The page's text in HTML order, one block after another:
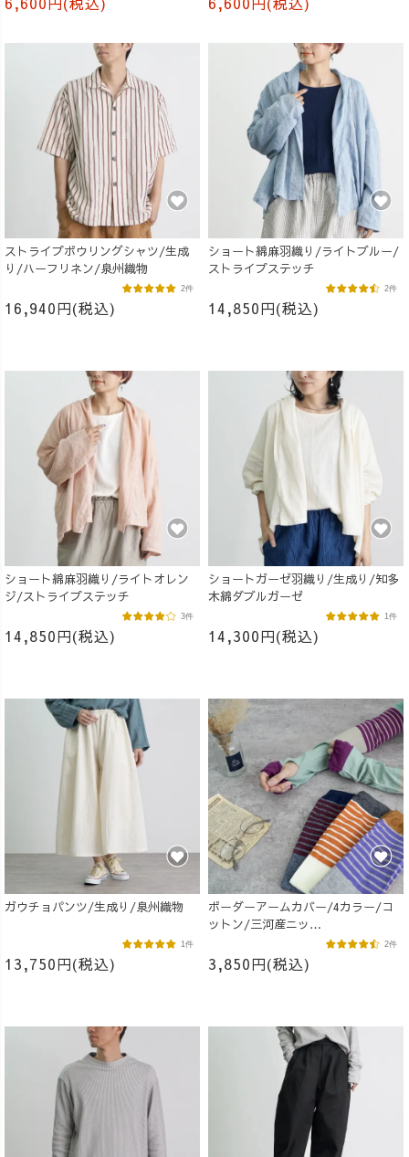
ストライプボウリングシャツ/生成
り/ハーフリネン/泉州織物
16,940円(税込)
2件
ショート綿麻羽織り/ライトブルー/
ストライプステッチ
14,850円(税込)
2件
ショート綿麻羽織り/ライトオレン
ジ/ストライプステッチ
14,850円(税込)
3件
ショートガーゼ羽織り/生成り/知多
木綿ダブルガーゼ
14,300円(税込)
1件
ガウチョパンツ/生成り/泉州織物
13,750円(税込)
1件
ボーダーアームカバー/4カラー/コ
ットン/三河産ニッ
3,850円(税込)
2件